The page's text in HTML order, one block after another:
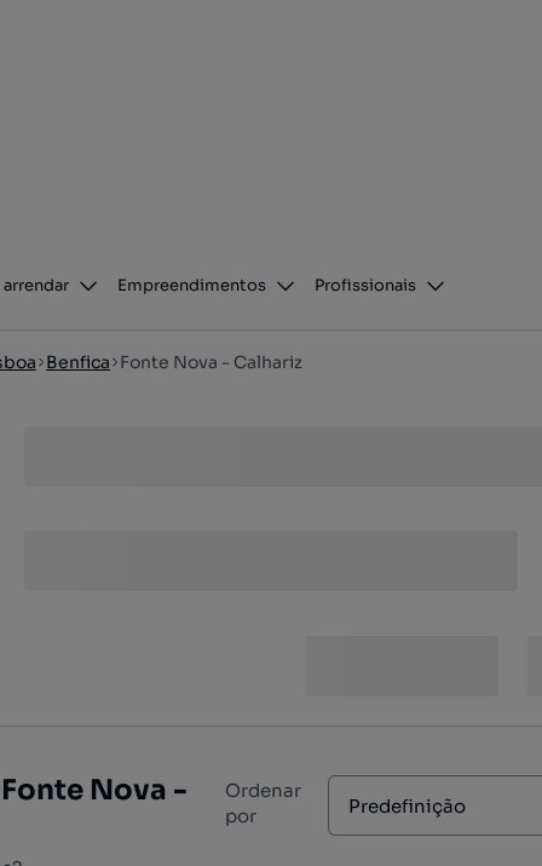
arrendar Empreendimentos Profissionais
Benfica Fonte Nova - Calhariz
Nova -
Ordenar
por
Predefinição